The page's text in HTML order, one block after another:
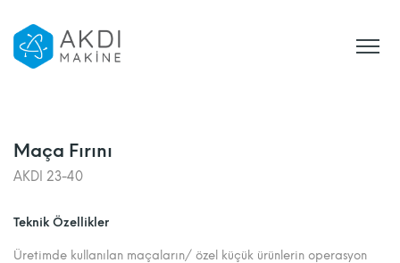
Maça Fırını
AKDI 23-40
Teknik Özellikler
Üretimde kullanılan maçaların/ özel küçük ürünlerin operasyon